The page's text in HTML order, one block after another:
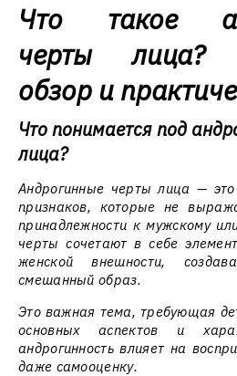
Что такое
черты лица?
обзор и
Что понимается под
лица?
Андрогинные черты лица — это
признаков, которые не
принадлежности к мужскому
черты сочетают в себе
женской внешности,
смешанный образ.
Это важная тема, требующая
основных аспектов и
андрогинность влияет на
даже самооценку.